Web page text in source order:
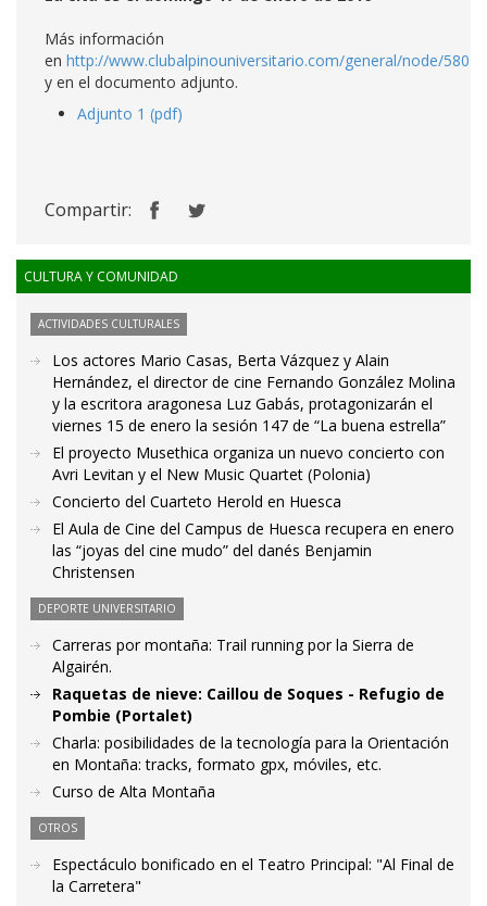
Más información
en http://www.clubalpinouniversitario.com/general/node/580
y en el documento adjunto.
Adjunto 1 (pdf)
Compartir:
CULTURA Y COMUNIDAD
ACTIVIDADES CULTURALES
Los actores Mario Casas, Berta Vázquez y Alain
Hernández, el director de cine Fernando González Molina
y la escritora aragonesa Luz Gabás, protagonizarán el
viernes 15 de enero la sesión 147 de “La buena estrella”
El proyecto Musethica organiza un nuevo concierto con
Avri Levitan y el New Music Quartet (Polonia)
Concierto del Cuarteto Herold en Huesca
El Aula de Cine del Campus de Huesca recupera en enero
las “joyas del cine mudo” del danés Benjamin
Christensen
DEPORTE UNIVERSITARIO
Carreras por montaña: Trail running por la Sierra de
Algairén.
Raquetas de nieve: Caillou de Soques - Refugio de
Pombie (Portalet)
Charla: posibilidades de la tecnología para la Orientación
en Montaña: tracks, formato gpx, móviles, etc.
Curso de Alta Montaña
OTROS
Espectáculo bonificado en el Teatro Principal: "Al Final de
la Carretera"